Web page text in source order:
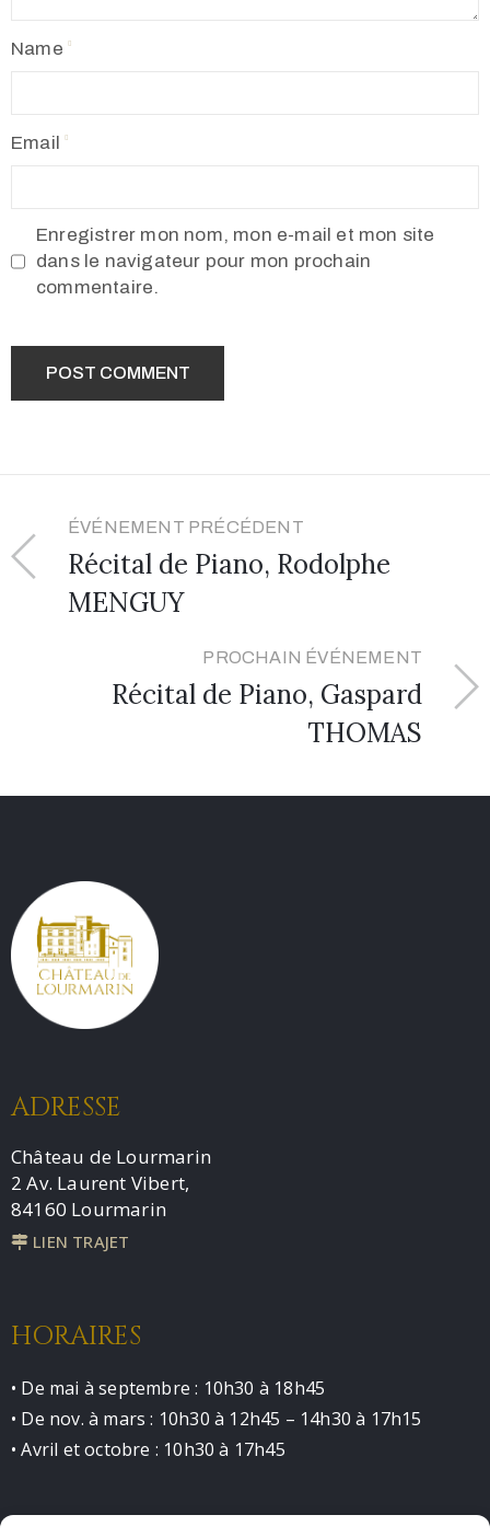
Name
Email
Enregistrer mon nom, mon e-mail et mon site
dans le navigateur pour mon prochain
commentaire.
ÉVÉNEMENT PRÉCÉDENT
Récital de Piano, Rodolphe
MENGUY
PROCHAIN ÉVÉNEMENT
Récital de Piano, Gaspard
THOMAS
ADRESSE
Château de Lourmarin
2 Av. Laurent Vibert,
84160 Lourmarin
LIEN TRAJET
HORAIRES
• De mai à septembre : 10h30 à 18h45
• De nov. à mars : 10h30 à 12h45 – 14h30 à 17h15
• Avril et octobre : 10h30 à 17h45